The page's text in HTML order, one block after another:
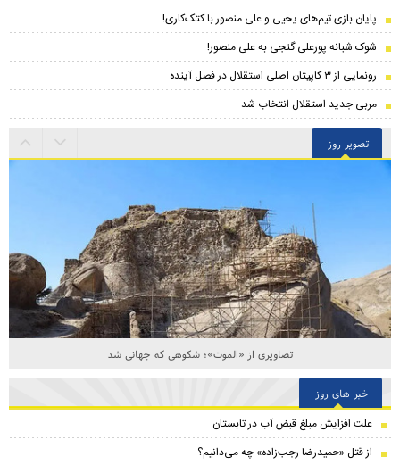
پایان بازی تیم‌های یحیی و علی منصور با کتک‌کاری!
شوک شبانه پورعلی گنجی به علی منصور!
رونمایی از ۳ کاپیتان اصلی استقلال در فصل آینده
مربی جدید استقلال انتخاب شد
تصویر روز
تصاویری از «الموت»؛ شکوهی که جهانی شد
خبر های روز
علت افزایش مبلغ قبض آب در تابستان
از قتل «حمیدرضا رجب‌زاده» چه می‌دانیم؟